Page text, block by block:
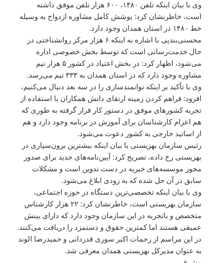
وی با بیان اینکه تلفن ۱۴۸۰، ۶۰۰ هزار تلفن موفق داشته
است، خاطرنشان کرد: پوشش کامل مشاوره ازدواج به وسیله
خط ۱۴۸۰ در استان همدان وجود دارد.
محسنی‌بندپی با اشاره به اینکه ۶ هزار مرکز روانشناختی در
حال خدمت‌رسانی است که توسط بخش خصوصی اداره
می‌شود، اظهار کرد: در بخش اعتیاد در کشور ۵ هزار تیم
مشاوره وجود دارد که در استان همدان به ۳۳۳ تیم می‌رسد.
وی با تأکید بر اینکه توانمندسازی را در سه بعد دنبال می‌کنیم،
افزود: فراهم کردن زمینه ارتقای دانش همکاران با استفاده از
تجربه کشورهای موفق در دستور کار قرار گرفته به طوری که
هم اعزام کارشناسان برای آموزش در برنامه وجود دارد و هم
از اساتید خارجی به کشور دعوت می‌شود.
رئیس سازمان بهزیستی با بیان اینکه بیشترین برون‌سپاری در
بهزیستی رخ داده، تصریح کرد: آیین‌نامه‌های جدید برای صدور
مجوز موسسه‌های خیریه در دست تدوین است و مشکلات
سابق در آن حل شده که به زودی ابلاغ می‌شود.
وی با بیان اینکه تخصصی‌ترین دستگاه در حوزه اجتماعی،
سازمان بهزیستی است، خاطرنشان کرد: ۲۲ هزار کارشناس
متخصص و باتجربه در این سازمان وجود دارد که دارای بینش
عمیقی هستند اما کمترین حقوق و دستمزد را دریافت می‌کنند.
در این مراسم از زحمات اکبر سوری قدردانی و حمیدرضا الوند
به عنوان مدیرکل بهزیستی همدان معرفی شد.